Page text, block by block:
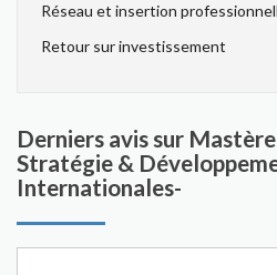
Réseau et insertion
Retour sur investissement
Derniers avis sur
Stratégie &
Internationales-